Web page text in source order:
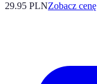
29.95 PLNZobacz cenę